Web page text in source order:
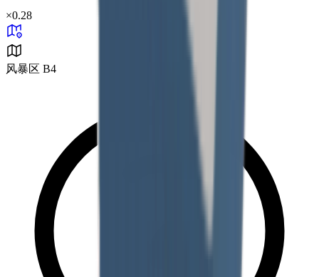
×0.28
风暴区 B4